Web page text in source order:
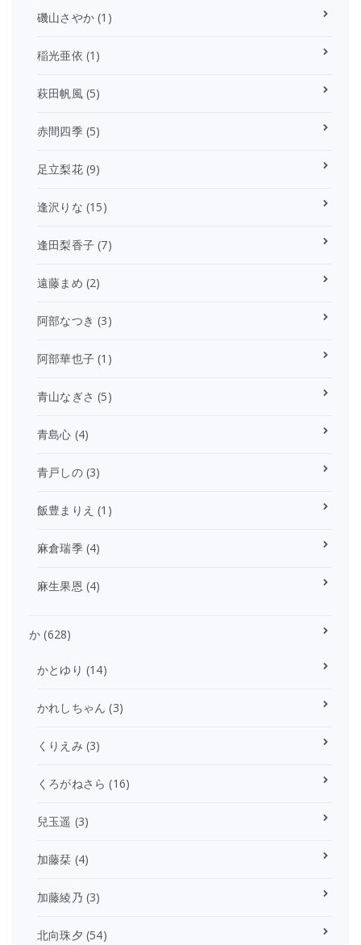
磯山さやか (1)
稲光亜依 (1)
萩田帆風(5)
赤間四季(5)
足立梨花(9)
逢沢りな (15)
逢田梨香子 (7)
遠藤まめ (2)
阿部なつき (3)
阿部華也子 (1)
青山なぎさ (5)
青島心 (4)
青戸しの(3)
飯豊まりえ (1)
麻倉瑞季(4)
麻生果恩 (4)
か (628)
かとゆり (14)
かれしちゃん (3)
くりえみ (3)
くろがねさら (16)
兒玉遥 (3)
加藤栞 (4)
加藤綾乃 (3)
北向珠夕 (54)